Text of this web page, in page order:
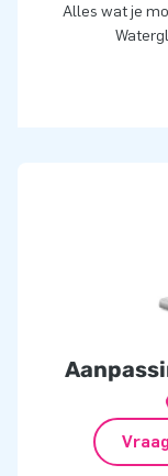
Alles wat je